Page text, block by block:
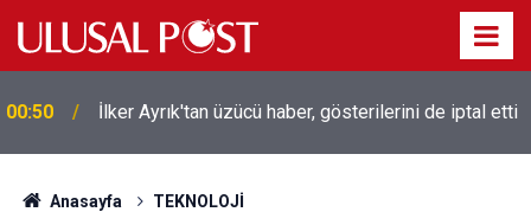
00:50 İlker Ayrık'tan üzücü haber, gösterilerini de iptal etti
00:39
Liverpool efsanesi Mısırlı yıldız Mohamed Salah
Trabzonspor ile anlaştı! Yarın geliyor
Anasayfa TEKNOLOJİ